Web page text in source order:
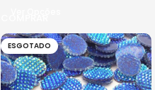
ESGOTADO